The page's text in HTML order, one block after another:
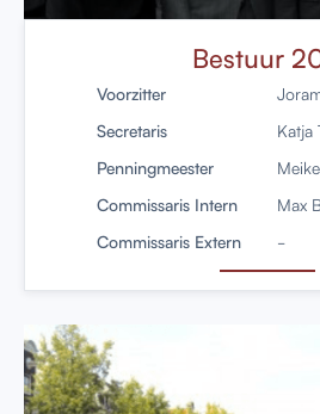
Bestuur
Voorzitter
Secretaris
Katja
Penningmeester
Commissaris Intern
Max
Commissaris Extern
-